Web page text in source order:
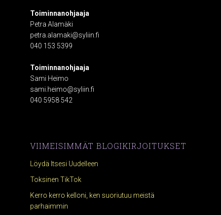
Toiminnanohjaaja
Petra Alamäki
petra.alamaki@syliin.fi
040 153 5399
Toiminnanohjaaja
Sami Heimo
sami.heimo@syliin.fi
040 5958 542
VIIMEISIMMÄT BLOGIKIRJOITUKSET
Löydä Itsesi Uudelleen
Toksinen TikTok
Kerro kerro kelloni, ken suoriutuu meistä
parhaimmin